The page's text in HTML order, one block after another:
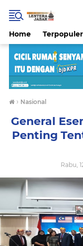
Home Terpopuler
› Nasional
General
Penting
Rabu,